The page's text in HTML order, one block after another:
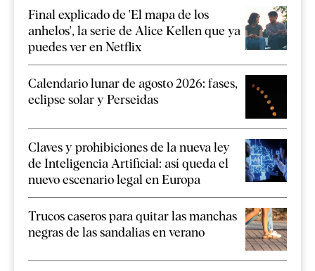
Final explicado de 'El mapa de los
anhelos', la serie de Alice Kellen que ya
puedes ver en Netflix
Calendario lunar de agosto 2026: fases,
eclipse solar y Perseidas
Claves y prohibiciones de la nueva ley
de Inteligencia Artificial: así queda el
nuevo escenario legal en Europa
Trucos caseros para quitar las manchas
negras de las sandalias en verano